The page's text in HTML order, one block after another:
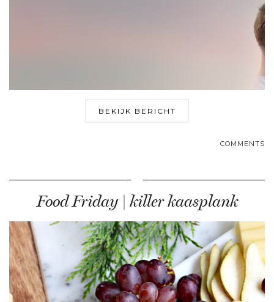
BEKIJK BERICHT
COMMENTS
Food Friday | killer kaasplank